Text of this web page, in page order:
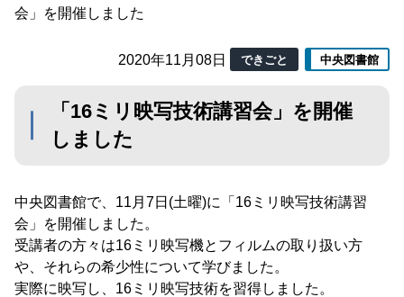
会」を開催しました
2020年11月08日 できごと 中央図書館
「16ミリ映写技術講習会」を開催
しました
中央図書館で、11月7日(土曜)に「16ミリ映写技術講習
会」を開催しました。
受講者の方々は16ミリ映写機とフィルムの取り扱い方
や、それらの希少性について学びました。
実際に映写し、16ミリ映写技術を習得しました。